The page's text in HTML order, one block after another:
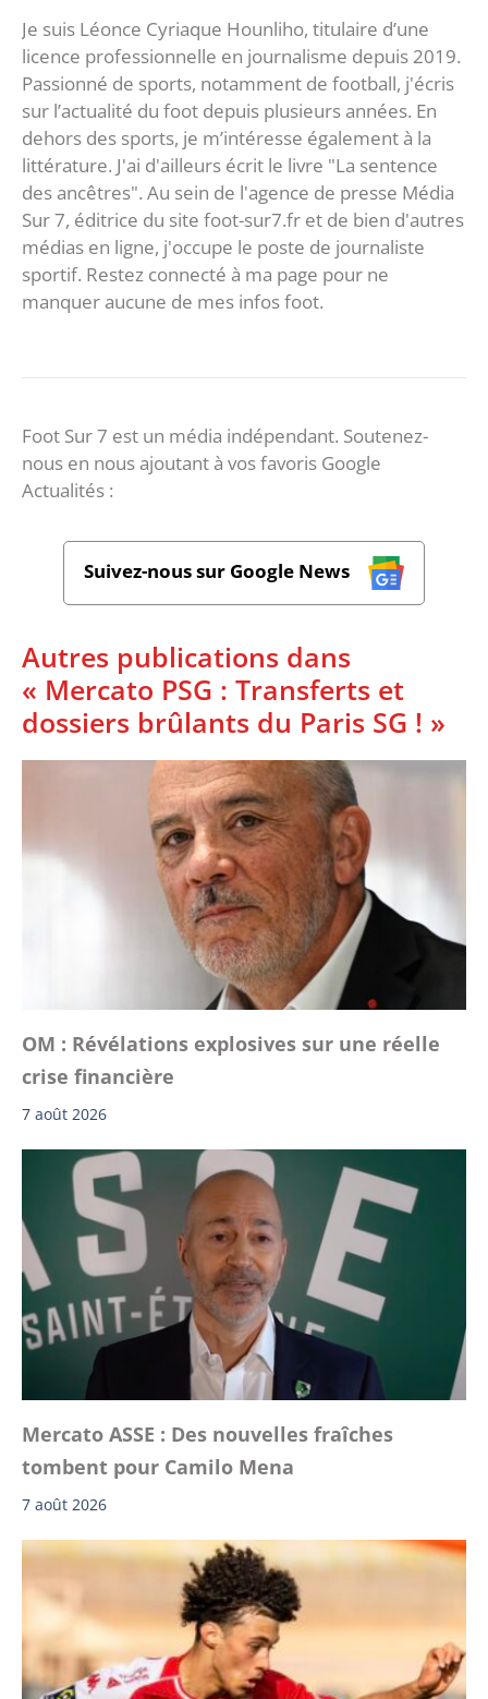
Je suis Léonce Cyriaque Hounliho, titulaire d’une
licence professionnelle en journalisme depuis 2019.
Passionné de sports, notamment de football, j'écris
sur l’actualité du foot depuis plusieurs années. En
dehors des sports, je m’intéresse également à la
littérature. J'ai d'ailleurs écrit le livre "La sentence
des ancêtres". Au sein de l'agence de presse Média
Sur 7, éditrice du site foot-sur7.fr et de bien d'autres
médias en ligne, j'occupe le poste de journaliste
sportif. Restez connecté à ma page pour ne
manquer aucune de mes infos foot.
Foot Sur 7 est un média indépendant. Soutenez-
nous en nous ajoutant à vos favoris Google
Actualités :
Suivez-nous sur Google News
Autres publications dans
« Mercato PSG : Transferts et
dossiers brûlants du Paris SG ! »
OM : Révélations explosives sur une réelle
crise financière
7 août 2026
Mercato ASSE : Des nouvelles fraîches
tombent pour Camilo Mena
7 août 2026